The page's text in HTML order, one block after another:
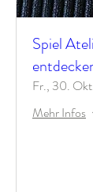
Spiel
Fr., 30.
Mehr Infos